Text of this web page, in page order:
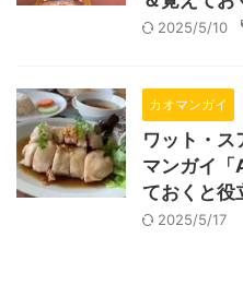
2025/5/10
カオマンガイ
ワット・ス
マンガイ「
ておくと役
2025/5/17